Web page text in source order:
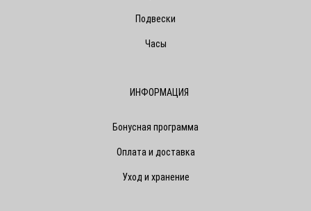
Подвески
Часы
ИНФОРМАЦИЯ
Бонусная программа
Оплата и доставка
Уход и хранение